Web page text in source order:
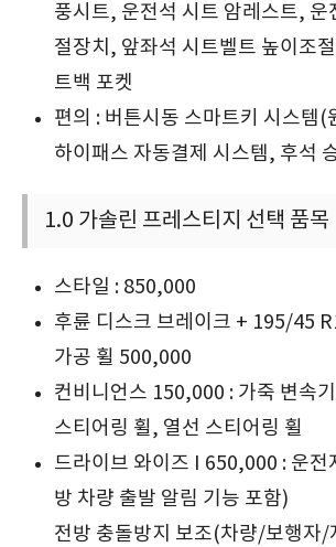
풍시트, 운전석 시트 암레스트, 운
절장치, 앞좌석 시트벨트 높이조
트백 포켓
편의 : 버튼시동 스마트키 시스템(
하이패스 자동결제 시스템, 후석
1.0 가솔린 프레스티지 선택 품목
스타일 : 850,000
후륜 디스크 브레이크 + 195/45
가공 휠 500,000
컨비니언스 150,000 : 가죽 변속
스티어링 휠, 열선 스티어링 휠
드라이브 와이즈 I 650,000 : 운전
방 차량 출발 알림 기능 포함)
전방 충돌방지 보조(차량/보행자/